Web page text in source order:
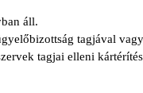
áll.
tagjával
tagjai elleni